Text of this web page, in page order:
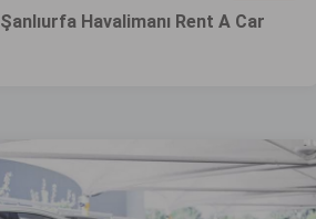
Şanlıurfa Havalimanı Rent A Car